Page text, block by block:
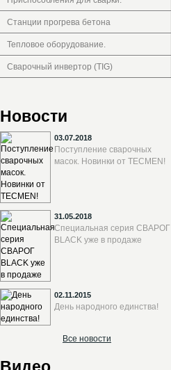
Станции прогрева бетона
Тепловое оборудование.
Сварочный инвертор (TIG)
Новости
03.07.2018
Поступление сварочных
масок. Новинки от TECMEN!
31.05.2018
Специальная серия СВАРОГ
BLACK уже в продаже
02.11.2015
День народного единства!
Все новости